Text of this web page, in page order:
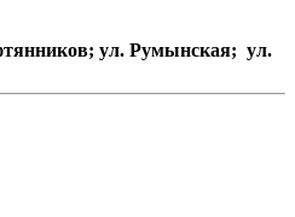
ул. Румынская; ул.